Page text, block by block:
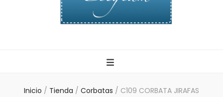
Eleglam
Inicio / Tienda / Corbatas / C109 CORBATA JIRAFAS